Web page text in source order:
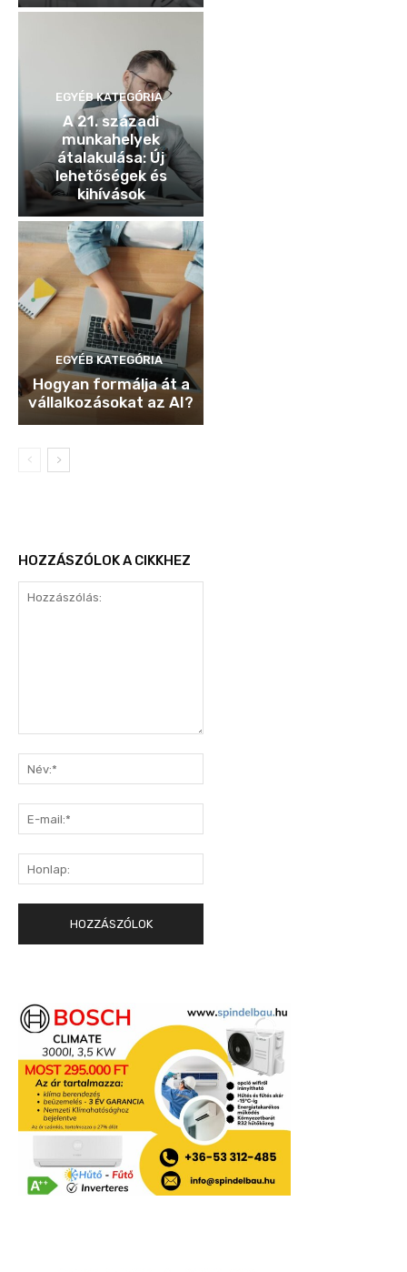
EGYÉB KATEGÓRIA
A 21. századi
munkahelyek
átalakulása: Új
lehetőségek és
kihívások
EGYÉB KATEGÓRIA
Hogyan formálja át a
vállalkozásokat az AI?
HOZZÁSZÓLOK A CIKKHEZ
mail:*